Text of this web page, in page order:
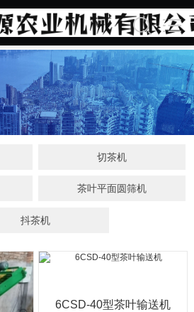
产品
切茶机
茶叶平面圆筛机
抖茶机
6CSD-40型茶叶输送机